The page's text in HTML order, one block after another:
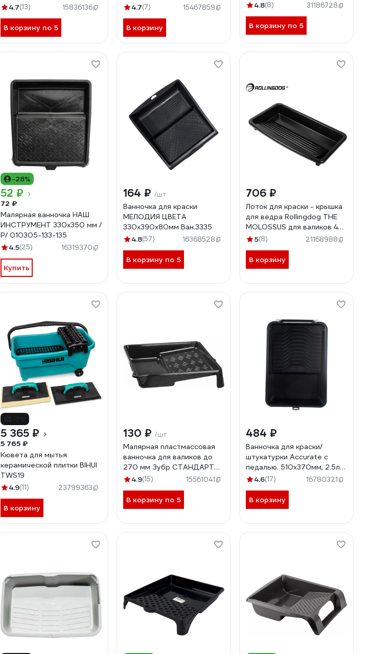
4.7(13) 15836136
В корзину по 5
360x360мм 06055-27
4.7(7) 15467859
В корзину
4.8(8) 31186728
В корзину по 5
-28%
52 ₽
72 ₽
Малярная ванночка НАШ
ИНСТРУМЕНТ 330х350 мм /
Р/ 010305-133-135
4.5(25) 16319370
Купить
164 ₽ /шт
Ванночка для краски
МЕЛОДИЯ ЦВЕТА
330х390х80мм Ван.3335
4.8(57) 16368528
В корзину по 5
706 ₽
Лоток для краски - крышка
для ведра Rollingdog THE
MOLOSSUS для валиков 45
см 20082
5(8) 21168988
В корзину
5 365 ₽
5 765 ₽
Кювета для мытья
керамической плитки BIHUI
TWS19
4.9(11) 23799363
В корзину
130 ₽ /шт
Малярная пластмассовая
ванночка для валиков до
270 мм Зубр СТАНДАРТ
330х350 мм, 0.8 л 06052-
4.9(15) 15561041
В корзину по 5
484 ₽
Ванночка для краски/
штукатурки Accurate с
педалью. 510х370мм, 2.5л
Ван 51*37
4.6(17) 16780321
В корзину